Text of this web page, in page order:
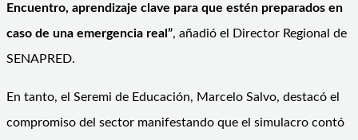
Encuentro, aprendizaje clave para que estén preparados en
caso de una emergencia real”, añadió el Director Regional de
SENAPRED.
En tanto, el Seremi de Educación, Marcelo Salvo, destacó el
compromiso del sector manifestando que el simulacro contó